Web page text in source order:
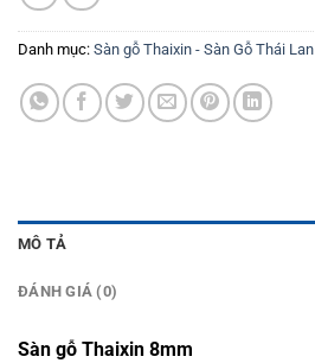
Danh mục: Sàn gỗ Thaixin - Sàn Gỗ Thái Lan
MÔ TẢ
ĐÁNH GIÁ (0)
Sàn gỗ Thaixin 8mm